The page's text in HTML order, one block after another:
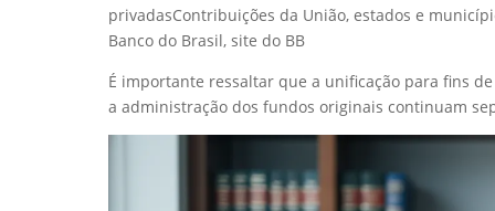
privadasContribuições da União, estados e
Banco do Brasil, site do BB
É importante ressaltar que a unificação para fins
a administração dos fundos originais continuam